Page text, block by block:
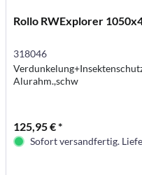
Rollo RWExplorer
318046
Alurahm.,schw
125,95 € *
Sofort versandfertig.